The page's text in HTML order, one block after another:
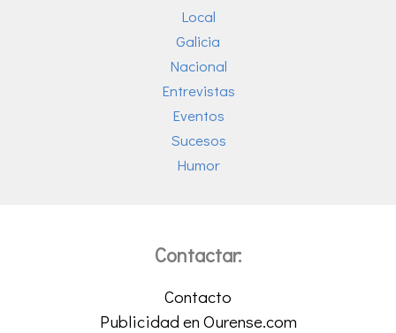
Local
Galicia
Nacional
Entrevistas
Eventos
Sucesos
Humor
Contactar:
Contacto
Publicidad en Ourense.com